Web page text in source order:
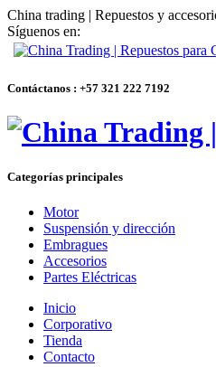
China trading | Repuestos y
Síguenos en:
Contáctanos : +57 321 222 7192
Categorías principales
Motor
Suspensión y dirección
Embragues
Accesorios
Partes Eléctricas
Inicio
Corporativo
Tienda
Contacto